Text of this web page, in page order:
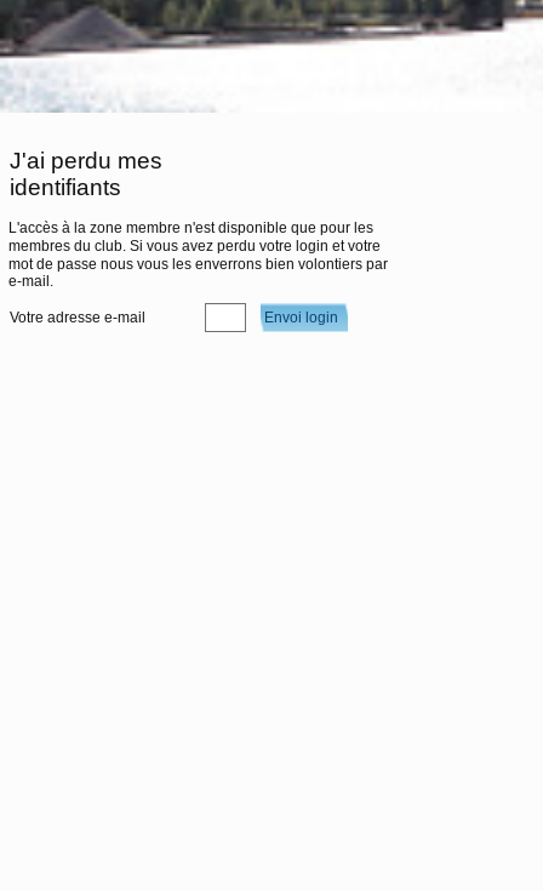
J'ai perdu mes
identifiants
L'accès à la zone membre n'est disponible que pour les
membres du club. Si vous avez perdu votre login et votre
mot de passe nous vous les enverrons bien volontiers par
e-mail.
Votre adresse e-mail Envoi login